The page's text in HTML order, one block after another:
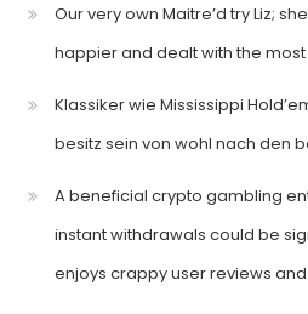
Our very own Maitre’d try Liz;
happier and dealt with the
Klassiker wie Mississippi
besitz sein von wohl nach den
A beneficial crypto gambling
instant withdrawals could be
enjoys crappy user reviews